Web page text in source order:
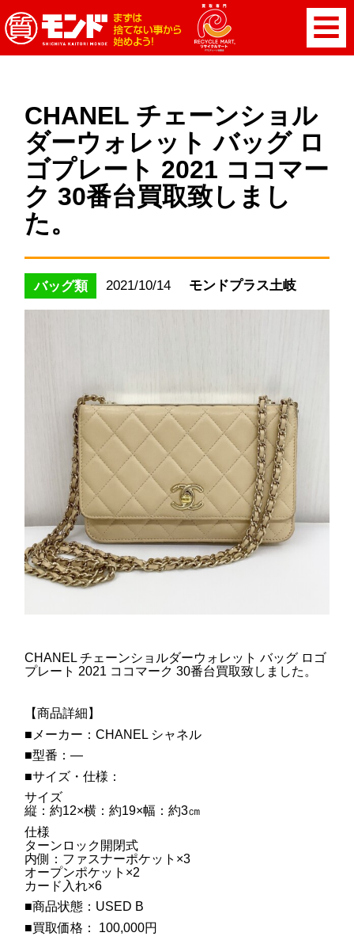
CHANEL チェーンショル
ダーウォレット バッグ ロ
ゴプレート 2021 ココマー
ク 30番台買取致しまし
た。
バッグ類 2021/10/14 モンドプラス土岐
CHANEL チェーンショルダーウォレット バッグ ロゴ
プレート 2021 ココマーク 30番台買取致しました。
【商品詳細】
■メーカー：CHANEL シャネル
■型番：―
■サイズ・仕様：
サイズ
縦：約12×横：約19×幅：約3㎝
仕様
ターンロック開閉式
内側：ファスナーポケット×3
オープンポケット×2
カード入れ×6
■商品状態：USED B
■買取価格： 100,000円